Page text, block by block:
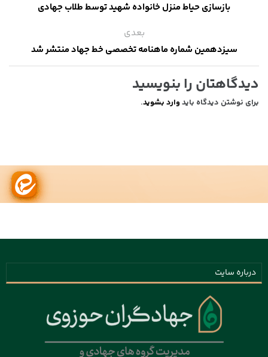
بازسازی حیاط منزل خانواده شهید توسط طلاب جهادی
بعدی
سیزدهمین شماره ماهنامه تخصصی خط جهاد منتشر شد
دیدگاهتان را بنویسید
برای نوشتن دیدگاه باید وارد بشوید.
درباره سایت